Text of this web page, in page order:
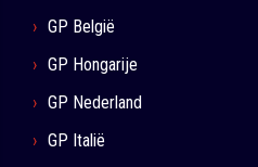
GP België
GP Hongarije
GP Nederland
GP Italië